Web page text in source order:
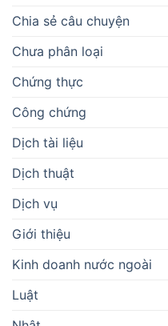
Chia sẻ câu chuyện
Chưa phân loại
Chứng thực
Công chứng
Dịch tài liệu
Dịch thuật
Dịch vụ
Giới thiệu
Kinh doanh nước ngoài
Luật